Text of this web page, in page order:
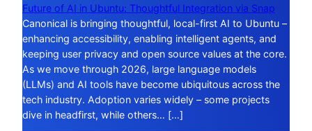
Future of AI in Ubuntu: Thoughtful Integration via Snap
Canonical is bringing thoughtful, local-first AI to Ubuntu –
enhancing accessibility, enabling intelligent agents, and
keeping user privacy and open source values at the core.
As we move through 2026, large language models
(LLMs) and AI tools have become ubiquitous across the
tech industry. Adoption varies widely – some projects
dive in headfirst, while others… […]